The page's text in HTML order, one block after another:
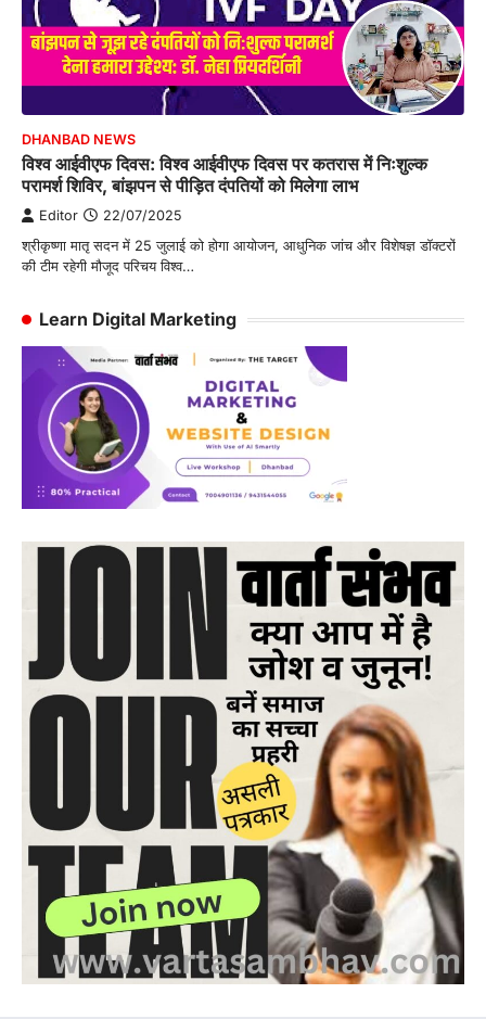
DHANBAD NEWS
विश्व आईवीएफ दिवस: विश्व आईवीएफ दिवस पर कतरास में निःशुल्क
परामर्श शिविर, बांझपन से पीड़ित दंपतियों को मिलेगा लाभ
Editor 22/07/2025
श्रीकृष्णा मातृ सदन में 25 जुलाई को होगा आयोजन, आधुनिक जांच और विशेषज्ञ डॉक्टरों
की टीम रहेगी मौजूद परिचय विश्व…
Learn Digital Marketing